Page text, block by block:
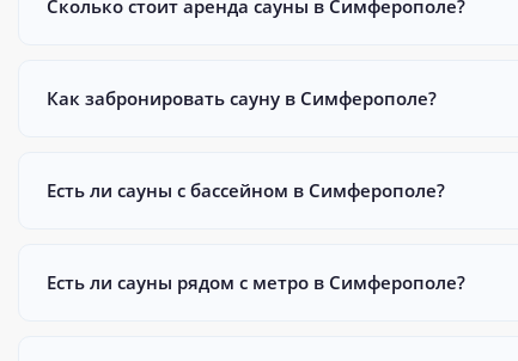
Сколько стоит аренда сауны в Симферополе?
Как забронировать сауну в Симферополе?
Есть ли сауны с бассейном в Симферополе?
Есть ли сауны рядом с метро в Симферополе?